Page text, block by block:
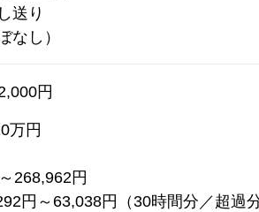
送り
し）
円
万円
268,962円
円～63,038円（30時間分／超過